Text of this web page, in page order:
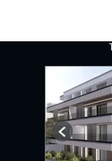
Previous